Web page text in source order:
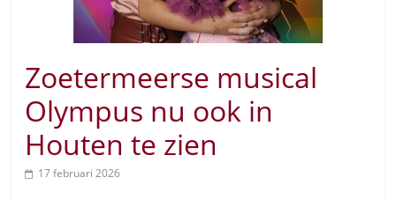
Zoetermeerse musical
Olympus nu ook in
Houten te zien
17 februari 2026